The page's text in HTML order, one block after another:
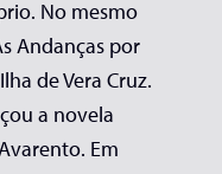
No mesmo
Andanças por
de Vera Cruz.
a novela
Em